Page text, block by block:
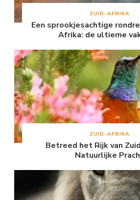
ZUID-AFRIKA
Een sprookjesachtige
Afrika: de ultieme
ZUID-AFRIKA
Betreed het Rijk van
Natuurlijke